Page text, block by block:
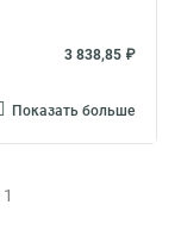
3 838,85 ₽
Показать больше
1